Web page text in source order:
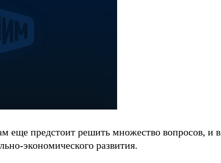
еще предстоит решить множество вопросов, и в
экономического развития.